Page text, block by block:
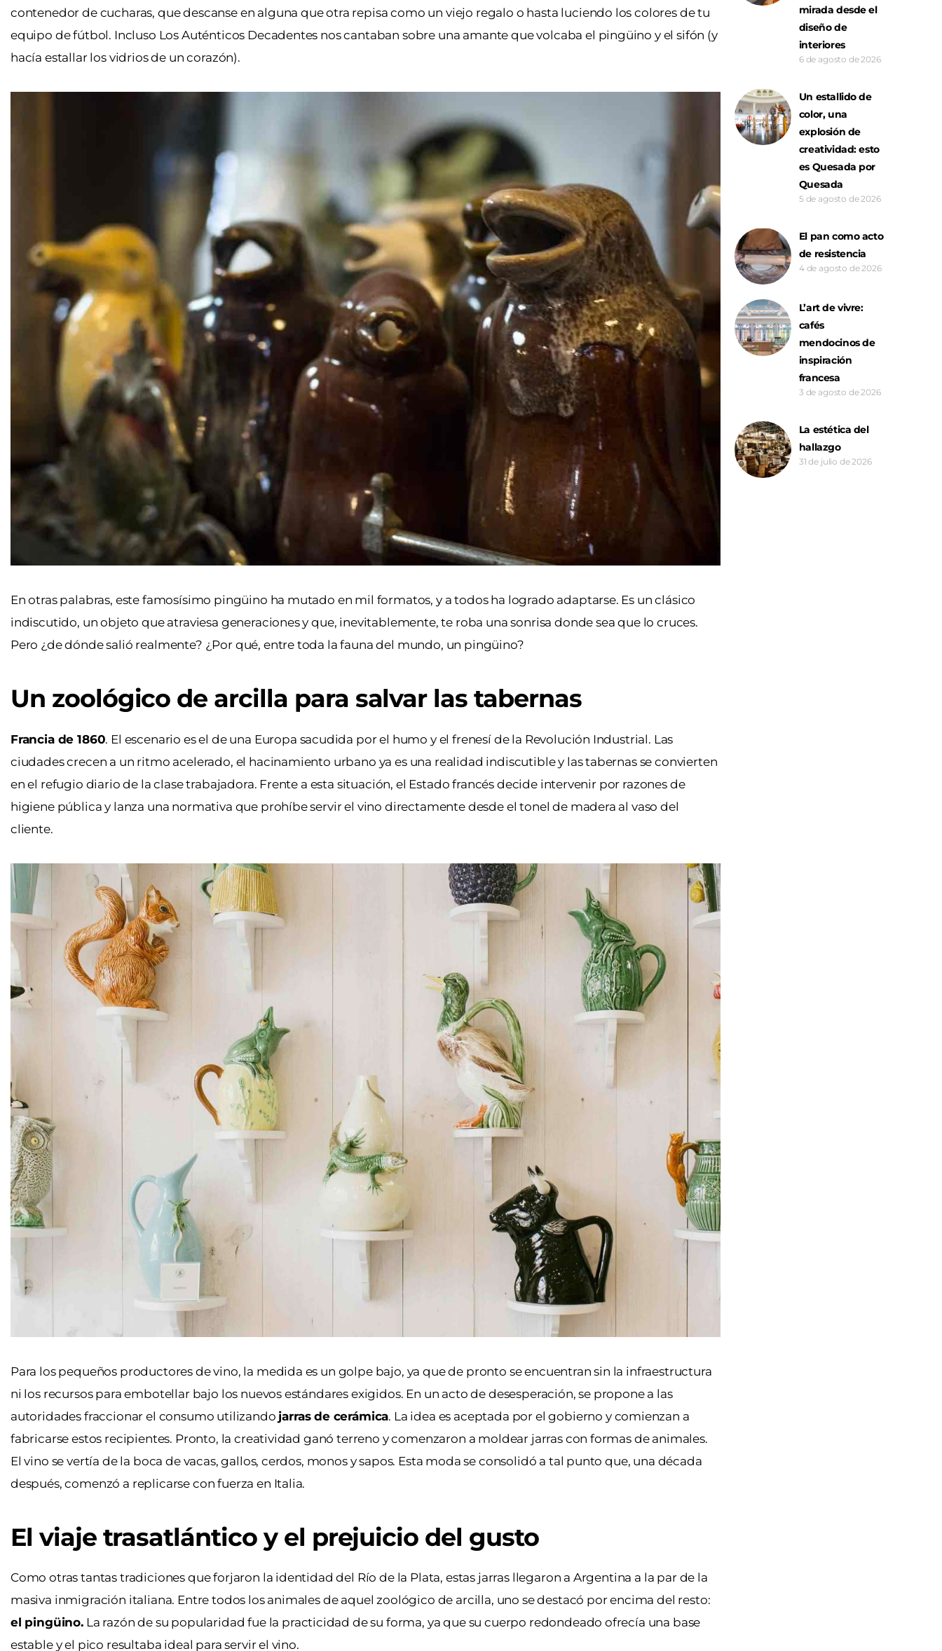
contenedor de cucharas, que descanse en alguna que otra repisa como un viejo regalo o hasta luciendo los colores de tu
equipo de fútbol. Incluso Los Auténticos Decadentes nos cantaban sobre una amante que volcaba el pingüino y el sifón (y
hacía estallar los vidrios de un corazón).
En otras palabras, este famosísimo pingüino ha mutado en mil formatos, y a todos ha logrado adaptarse. Es un clásico
indiscutido, un objeto que atraviesa generaciones y que, inevitablemente, te roba una sonrisa donde sea que lo cruces.
Pero ¿de dónde salió realmente? ¿Por qué, entre toda la fauna del mundo, un pingüino?
Un zoológico de arcilla para salvar las tabernas
Francia de 1860. El escenario es el de una Europa sacudida por el humo y el frenesí de la Revolución Industrial. Las
ciudades crecen a un ritmo acelerado, el hacinamiento urbano ya es una realidad indiscutible y las tabernas se convierten
en el refugio diario de la clase trabajadora. Frente a esta situación, el Estado francés decide intervenir por razones de
higiene pública y lanza una normativa que prohíbe servir el vino directamente desde el tonel de madera al vaso del
cliente.
Para los pequeños productores de vino, la medida es un golpe bajo, ya que de pronto se encuentran sin la infraestructura
ni los recursos para embotellar bajo los nuevos estándares exigidos. En un acto de desesperación, se propone a las
autoridades fraccionar el consumo utilizando jarras de cerámica. La idea es aceptada por el gobierno y comienzan a
fabricarse estos recipientes. Pronto, la creatividad ganó terreno y comenzaron a moldear jarras con formas de animales.
El vino se vertía de la boca de vacas, gallos, cerdos, monos y sapos. Esta moda se consolidó a tal punto que, una década
después, comenzó a replicarse con fuerza en Italia.
El viaje trasatlántico y el prejuicio del gusto
Como otras tantas tradiciones que forjaron la identidad del Río de la Plata, estas jarras llegaron a Argentina a la par de la
masiva inmigración italiana. Entre todos los animales de aquel zoológico de arcilla, uno se destacó por encima del resto:
el pingüino.La razón de su popularidad fue la practicidad de su forma, ya que su cuerpo redondeado ofrecía una base
estable y el pico resultaba ideal para servir el vino.
mirada desde el
diseño de
interiores
6 de agosto de 2026
Un estallido de
color, una
explosión de
creatividad: esto
es Quesada por
Quesada
5 de agosto de 2026
El pan como acto
de resistencia
4 de agosto de 2026
L’art de vivre:
cafés
mendocinos de
inspiración
francesa
3 de agosto de 2026
La estética del
hallazgo
31 de julio de 2026